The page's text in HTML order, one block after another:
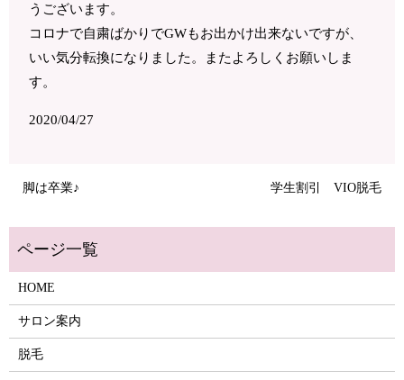
うございます。
コロナで自粛ばかりでGWもお出かけ出来ないですが、
いい気分転換になりました。またよろしくお願いしま
す。
2020/04/27
脚は卒業♪ 学生割引 VIO脱毛
HOME
サロン案内
脱毛